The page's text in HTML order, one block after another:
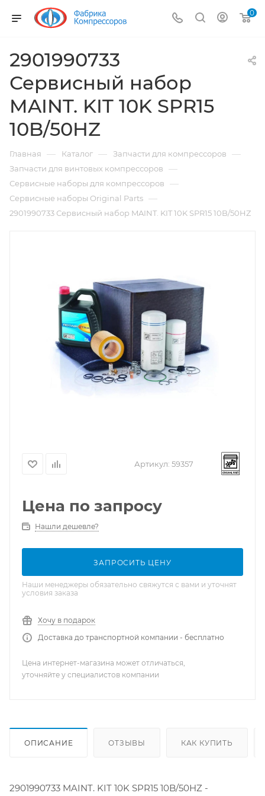
0
2901990733
Сервисный набор
MAINT. KIT 10K SPR15
10B/50HZ
Главная — Каталог — Запчасти для компрессоров —
Запчасти для винтовых компрессоров —
Сервисные наборы для компрессоров —
Сервисные наборы Original Parts —
2901990733 Сервисный набор MAINT. KIT 10K SPR15 10B/50HZ
Артикул: 59357
Цена по запросу
Нашли дешевле?
ЗАПРОСИТЬ ЦЕНУ
Наши менеджеры обязательно свяжутся с вами и уточнят
условия заказа
Хочу в подарок
Доставка до транспортной компании - бесплатно
Цена интернет-магазина может отличаться,
уточняйте у специалистов компании
ОПИСАНИЕ ОТЗЫВЫ КАК КУПИТЬ
2901990733 MAINT. KIT 10K SPR15 10B/50HZ -